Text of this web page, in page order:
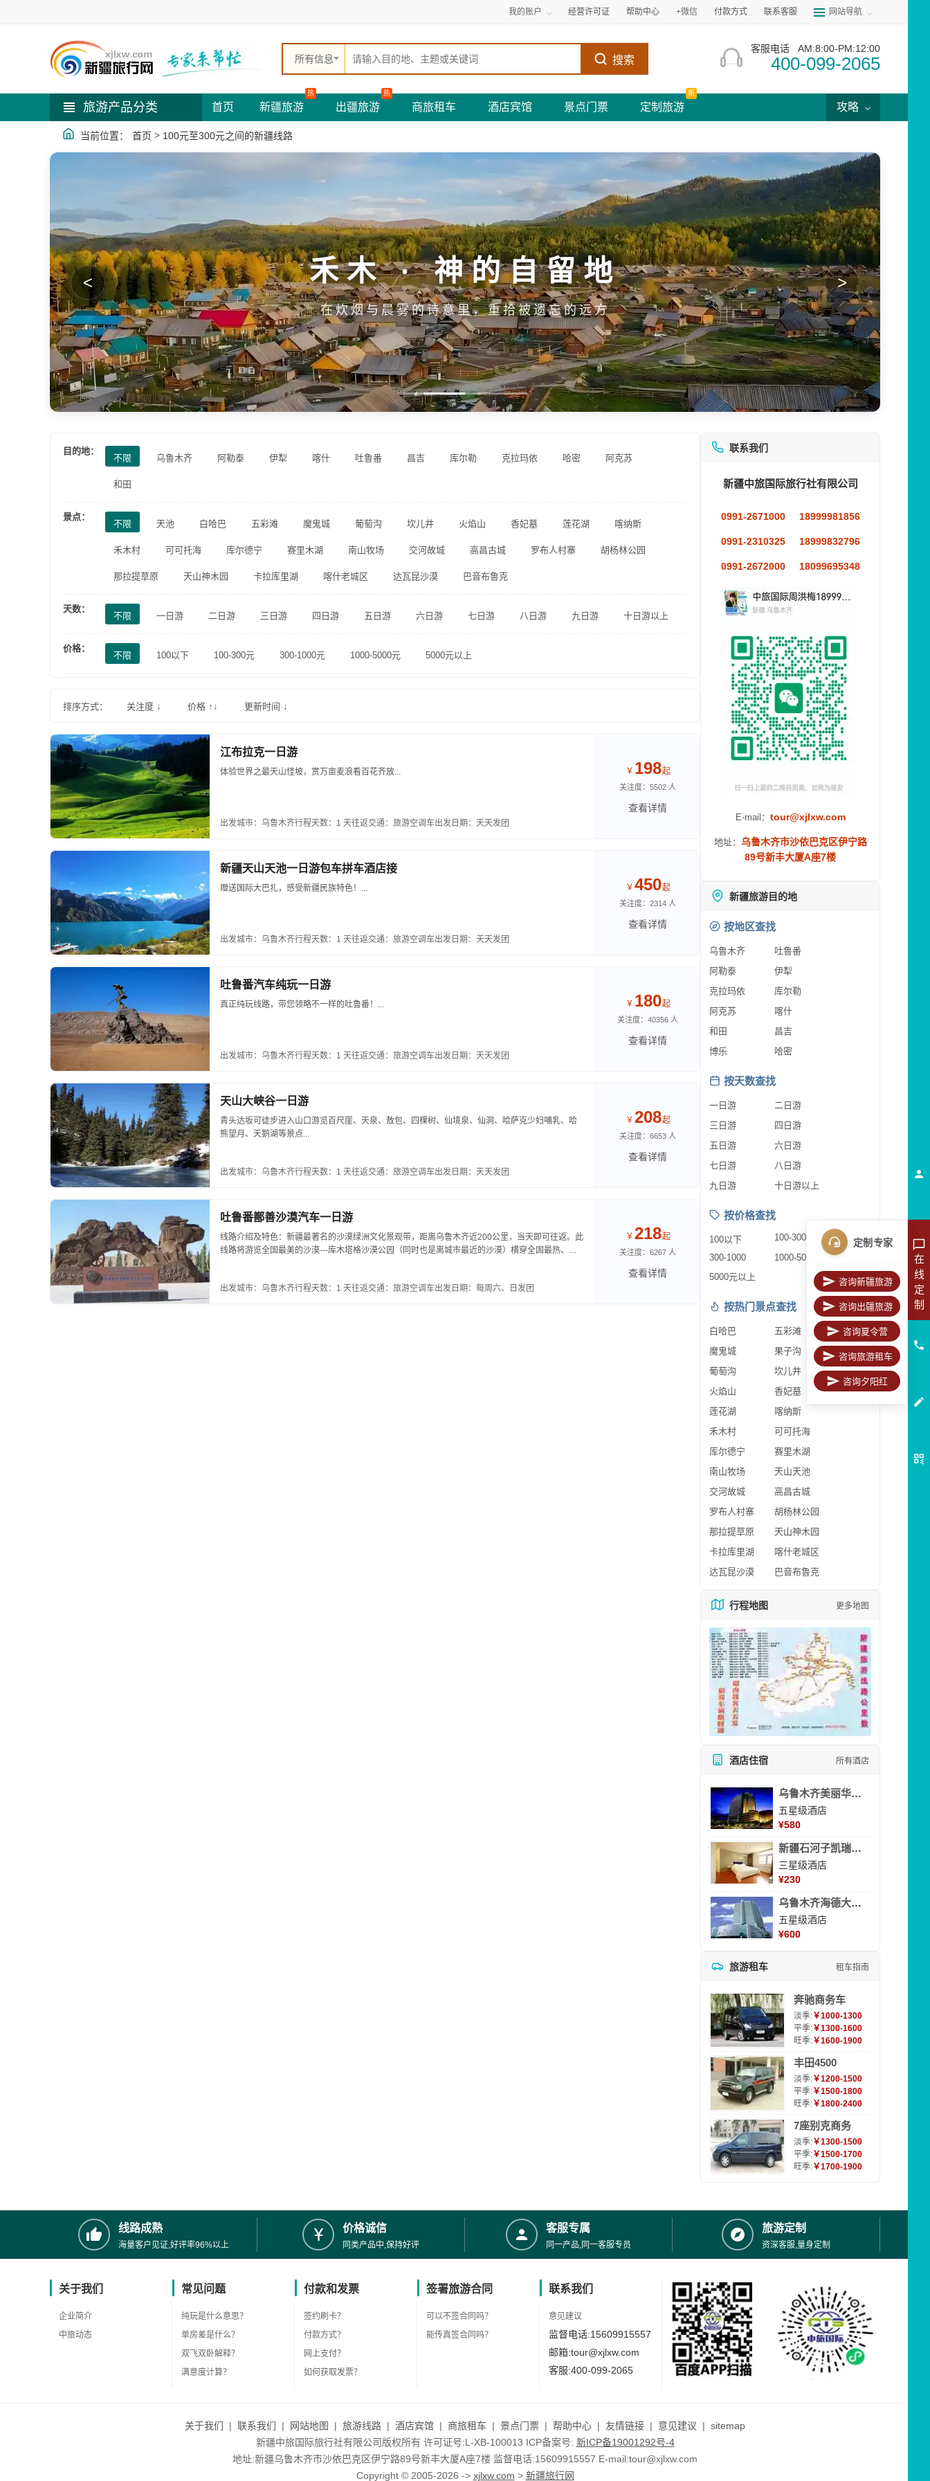
我的账户 经营许可证 帮助中心 +微信 付款方式 联系客服 网站导航
所有信息 搜索
客服电话 AM:8:00-PM:12:00
400-099-2065
旅游产品分类 首页 新疆旅游
热
出疆旅游
热
商旅租车 酒店宾馆 景点门票 定制旅游
新
攻略
当前位置： 首页 > 100元至300元之间的新疆线路
禾木 · 神的自留地
在炊烟与晨雾的诗意里，重拾被遗忘的远方
< >
目的地：
不限 乌鲁木齐 阿勒泰 伊犁 喀什 吐鲁番 昌吉 库尔勒 克拉玛依 哈密 阿克苏
和田
景点：
不限 天池 白哈巴 五彩滩 魔鬼城 葡萄沟 坎儿井 火焰山 香妃墓 莲花湖 喀纳斯
禾木村 可可托海 库尔德宁 赛里木湖 南山牧场 交河故城 高昌古城 罗布人村寨 胡杨林公园
那拉提草原 天山神木园 卡拉库里湖 喀什老城区 达瓦昆沙漠 巴音布鲁克
天数：
不限 一日游 二日游 三日游 四日游 五日游 六日游 七日游 八日游 九日游 十日游以上
价格：
不限 100以下 100-300元 300-1000元 1000-5000元 5000元以上
排序方式： 关注度 ↓ 价格 ↑↓ 更新时间 ↓
江布拉克一日游
体验世界之最天山怪坡，赏万亩麦浪看百花齐放...
出发城市：乌鲁木齐行程天数：1 天往返交通：旅游空调车出发日期：天天发团
￥ 198起
关注度：5502 人
查看详情
新疆天山天池一日游包车拼车酒店接
赠送国际大巴扎，感受新疆民族特色！...
出发城市：乌鲁木齐行程天数：1 天往返交通：旅游空调车出发日期：天天发团
￥ 450起
关注度：2314 人
查看详情
吐鲁番汽车纯玩一日游
真正纯玩线路，带您领略不一样的吐鲁番！...
出发城市：乌鲁木齐行程天数：1 天往返交通：旅游空调车出发日期：天天发团
￥ 180起
关注度：40356 人
查看详情
天山大峡谷一日游
青头达坂可徒步进入山口游览百尺崖、天泉、敖包、四棵树、仙境泉、仙洞、哈萨克少妇哺乳、哈
熊望月、天鹅湖等景点...
出发城市：乌鲁木齐行程天数：1 天往返交通：旅游空调车出发日期：天天发团
￥ 208起
关注度：6653 人
查看详情
吐鲁番鄯善沙漠汽车一日游
线路介绍及特色：新疆最著名的沙漠绿洲文化景观带，距离乌鲁木齐近200公里，当天即可往返。此
线路将游览全国最美的沙漠---库木塔格沙漠公园（同时也是离城市最近的沙漠）横穿全国最热、最
出发城市：乌鲁木齐行程天数：1 天往返交通：旅游空调车出发日期：每周六、日发团
￥ 218起
关注度：6267 人
查看详情
联系我们
新疆中旅国际旅行社有限公司
0991-2671000 18999981856
0991-2310325 18999832796
0991-2672000 18099695348
E-mail： tour@xjlxw.com
地址： 乌鲁木齐市沙依巴克区伊宁路
89号新丰大厦A座7楼
新疆旅游目的地
按地区查找
乌鲁木齐
吐鲁番
阿勒泰
伊犁
克拉玛依
库尔勒
阿克苏
喀什
和田
昌吉
博乐
哈密
按天数查找
一日游
二日游
三日游
四日游
五日游
六日游
七日游
八日游
九日游
十日游以上
按价格查找
100以下
100-300
300-1000
1000-5000
5000元以上
按热门景点查找
白哈巴
五彩滩
魔鬼城
果子沟
葡萄沟
坎儿井
火焰山
香妃墓
莲花湖
喀纳斯
禾木村
可可托海
库尔德宁
赛里木湖
南山牧场
天山天池
交河故城
高昌古城
罗布人村寨
胡杨林公园
那拉提草原
天山神木园
卡拉库里湖
喀什老城区
达瓦昆沙漠
巴音布鲁克
行程地图 更多地图
酒店住宿 所有酒店
乌鲁木齐美丽华大酒
五星级酒店
¥580
新疆石河子凯瑞酒店
三星级酒店
¥230
乌鲁木齐海德大酒店
五星级酒店
¥600
旅游租车 租车指南
奔驰商务车
淡季:￥1000-1300
平季:￥1300-1600
旺季:￥1600-1900
丰田4500
淡季:￥1200-1500
平季:￥1500-1800
旺季:￥1800-2400
7座别克商务
淡季:￥1300-1500
平季:￥1500-1700
旺季:￥1700-1900
线路成熟
海量客户见证,好评率96%以上
价格诚信
同类产品中,保持好评
客服专属
同一产品,同一客服专员
旅游定制
资深客服,量身定制
关于我们
企业简介
中旅动态
常见问题
纯玩是什么意思？
单房差是什么？
双飞双卧解释？
满意度计算？
付款和发票
签约刷卡？
付款方式？
网上支付？
如何获取发票？
签署旅游合同
可以不签合同吗？
能传真签合同吗？
联系我们
意见建议
监督电话:15609915557
邮箱:tour@xjlxw.com
客服:400-099-2065
关于我们 | 联系我们 | 网站地图 | 旅游线路 | 酒店宾馆 | 商旅租车 | 景点门票 | 帮助中心 | 友情链接 | 意见建议 | sitemap
新疆中旅国际旅行社有限公司版权所有 许可证号:L-XB-100013 ICP备案号: 新ICP备19001292号-4
地址:新疆乌鲁木齐市沙依巴克区伊宁路89号新丰大厦A座7楼 监督电话:15609915557 E-mail:tour@xjlxw.com
Copyright © 2005-2026 -> xjlxw.com > 新疆旅行网
在
线
定
制
定制专家
咨询新疆旅游
咨询出疆旅游
咨询夏令营
咨询旅游租车
咨询夕阳红